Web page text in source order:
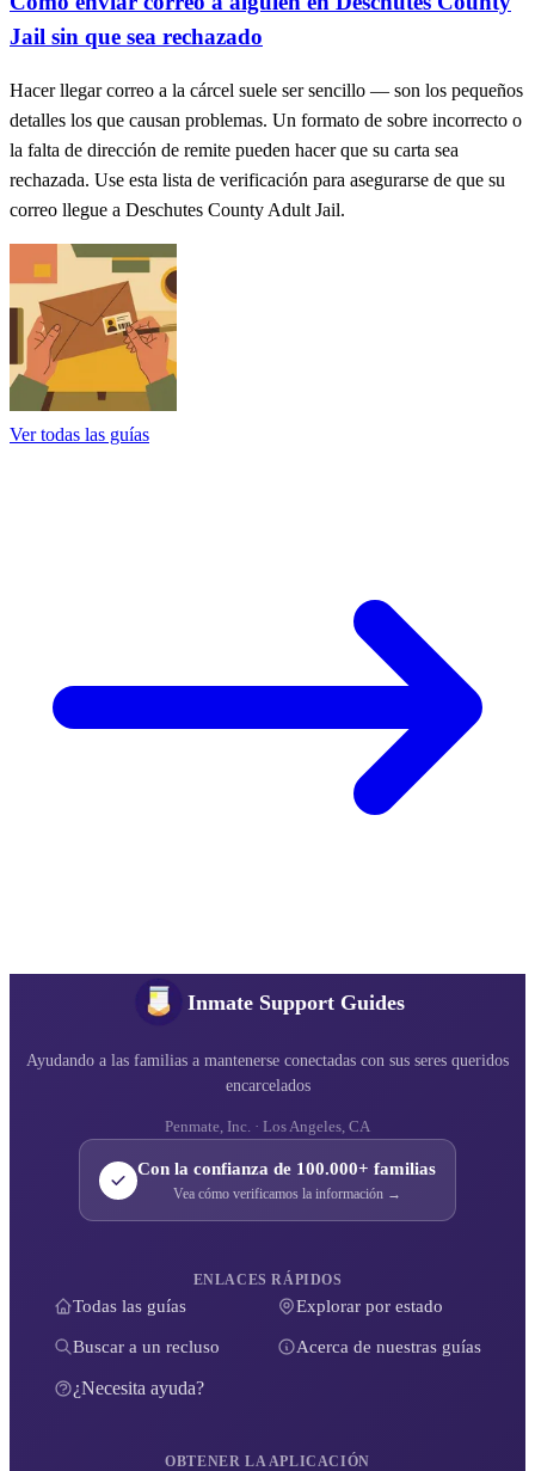
Jail sin que sea rechazado
Hacer llegar correo a la cárcel suele ser sencillo — son los pequeños
detalles los que causan problemas. Un formato de sobre incorrecto o
la falta de dirección de remite pueden hacer que su carta sea
rechazada. Use esta lista de verificación para asegurarse de que su
correo llegue a Deschutes County Adult Jail.
Ver todas las guías
Inmate Support Guides
Ayudando a las familias a mantenerse conectadas con sus seres queridos
encarcelados
Penmate, Inc. · Los Angeles, CA
Con la confianza de 100.000+ familias
Vea cómo verificamos la información →
ENLACES RÁPIDOS
Todas las guías Explorar por estado
Buscar a un recluso Acerca de nuestras guías
¿Necesita ayuda?
OBTENER LA APLICACIÓN